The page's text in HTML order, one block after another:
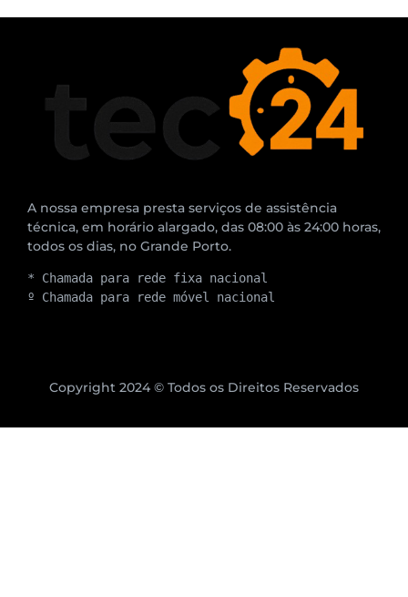
A nossa empresa presta serviços de assistência
técnica, em horário alargado, das 08:00 às 24:00 horas,
todos os dias, no Grande Porto.
* Chamada para rede fixa nacional
º Chamada para rede móvel nacional
Copyright 2024 © Todos os Direitos Reservados